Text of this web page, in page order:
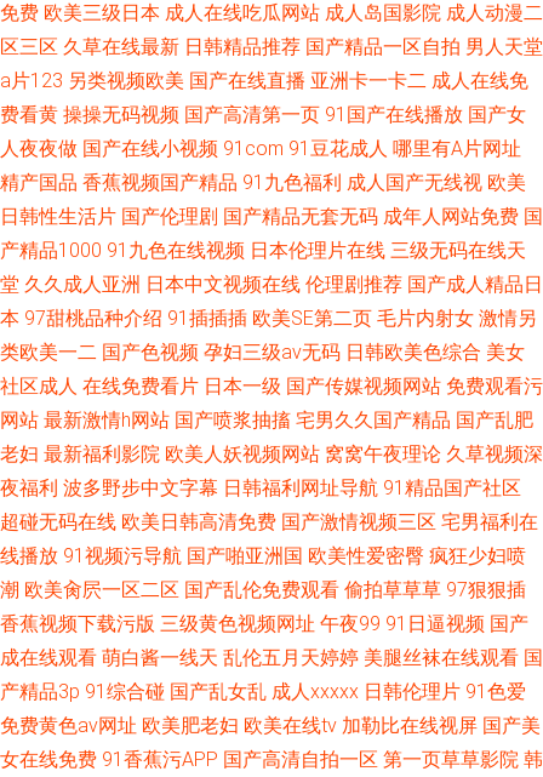
免费 欧美三级日本 成人在线吃瓜网站 成人岛国影院 成人动漫二
区三区 久草在线最新 日韩精品推荐 国产精品一区自拍 男人天堂
a片123 另类视频欧美 国产在线直播 亚洲卡一卡二 成人在线免
费看黄 操操无码视频 国产高清第一页 91国产在线播放 国产女
人夜夜做 国产在线小视频 91com 91豆花成人 哪里有A片网址
精产国品 香蕉视频国产精品 91九色福利 成人国产无线视 欧美
日韩性生活片 国产伦理剧 国产精品无套无码 成年人网站免费 国
产精品1000 91九色在线视频 日本伦理片在线 三级无码在线天
堂 久久成人亚洲 日本中文视频在线 伦理剧推荐 国产成人精品日
本 97甜桃品种介绍 91插插插 欧美SE第二页 毛片内射女 激情另
类欧美一二 国产色视频 孕妇三级av无码 日韩欧美色综合 美女
社区成人 在线免费看片 日本一级 国产传媒视频网站 免费观看污
网站 最新激情h网站 国产喷浆抽搐 宅男久久国产精品 国产乱肥
老妇 最新福利影院 欧美人妖视频网站 窝窝午夜理论 久草视频深
夜福利 波多野步中文字幕 日韩福利网址导航 91精品国产社区
超碰无码在线 欧美日韩高清免费 国产激情视频三区 宅男福利在
线播放 91视频污导航 国产啪亚洲国 欧美性爱密臀 疯狂少妇喷
潮 欧美肏屄一区二区 国产乱伦免费观看 偷拍草草草 97狠狠插
香蕉视频下载污版 三级黄色视频网址 午夜99 91日逼视频 国产
成在线观看 萌白酱一线天 乱伦五月天婷婷 美腿丝袜在线观看 国
产精品3p 91综合碰 国产乱女乱 成人xxxxx 日韩伦理片 91色爱
免费黄色av网址 欧美肥老妇 欧美在线tv 加勒比在线视屏 国产美
女在线免费 91香蕉污APP 国产高清自拍一区 第一页草草影院 韩